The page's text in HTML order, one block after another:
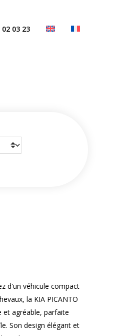
03 23
d'un véhicule compact
la KIA PICANTO
agréable, parfaite
Son design élégant et